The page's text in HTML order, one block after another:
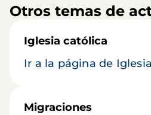
Otros temas de
Iglesia católica
Ir a la página de
Migraciones